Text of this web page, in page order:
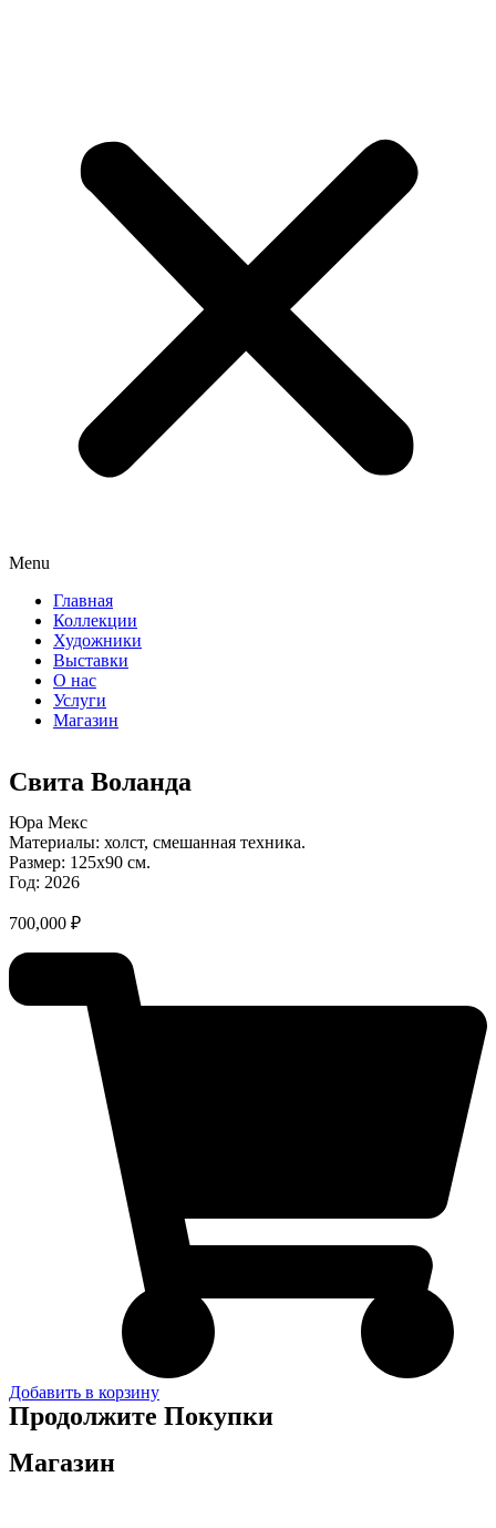
Menu
Главная
Коллекции
Художники
Выставки
О нас
Услуги
Магазин
Свита Воланда
Юра Мекс
Материалы: холст, смешанная техника.
Размер: 125х90 см.
Год: 2026
700,000 ₽
Добавить в корзину
Продолжите Покупки
Магазин